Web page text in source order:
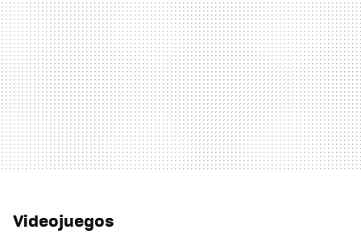
Videojuegos